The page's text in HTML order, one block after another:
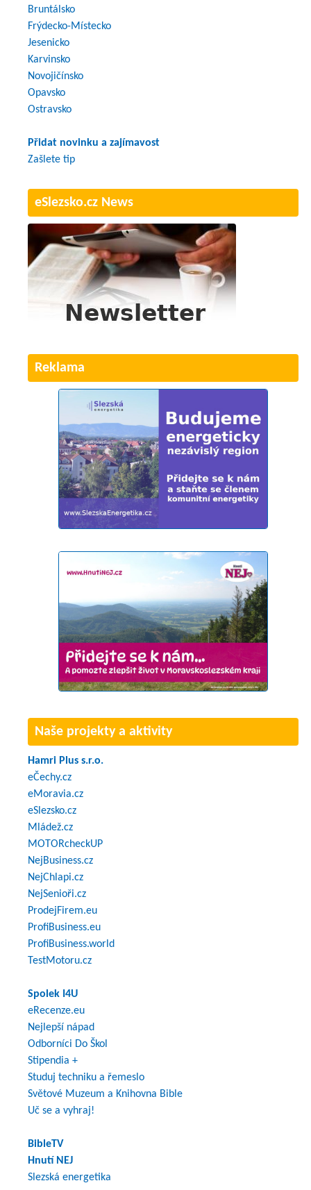
Bruntálsko
Frýdecko-Místecko
Jesenicko
Karvinsko
Novojičínsko
Opavsko
Ostravsko
Přidat novinku a zajímavost
Zašlete tip
eSlezsko.cz News
Reklama
Naše projekty a aktivity
Hamri Plus s.r.o.
eČechy.cz
eMoravia.cz
eSlezsko.cz
Mládež.cz
MOTORcheckUP
NejBusiness.cz
NejChlapi.cz
NejSenioři.cz
ProdejFirem.eu
ProfiBusiness.eu
ProfiBusiness.world
TestMotoru.cz
Spolek I4U
eRecenze.eu
Nejlepší nápad
Odborníci Do Škol
Stipendia +
Studuj techniku a řemeslo
Světové Muzeum a Knihovna Bible
Uč se a vyhraj!
BibleTV
Hnutí NEJ
Slezská energetika